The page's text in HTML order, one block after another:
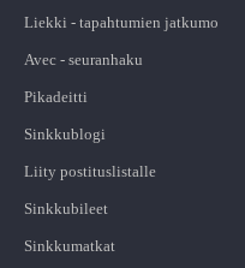
Liekki - tapahtumien jatkumo
Avec - seuranhaku
Pikadeitti
Sinkkublogi
Liity postituslistalle
Sinkkubileet
Sinkkumatkat